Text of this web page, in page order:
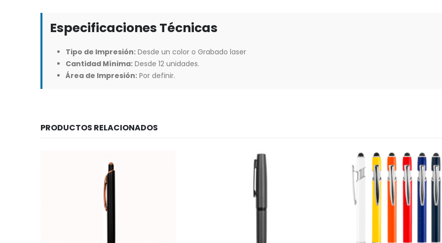
Especificaciones Técnicas
Tipo de Impresión: Desde un color o Grabado laser
Cantidad Mínima: Desde 12 unidades.
Área de Impresión: Por definir.
PRODUCTOS RELACIONADOS